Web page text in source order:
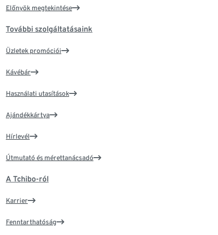
Előnyök megtekintése
További szolgáltatásaink
Üzletek promóciói
Kávébár
Használati utasítások
Ajándékkártya
Hírlevél
Útmutató és mérettanácsadó
A Tchibo-ról
Karrier
Fenntarthatóság